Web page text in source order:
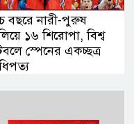
বছরে নারী-পুরুষ
১৬ শিরোপা, বিশ্ব
স্পেনের একচ্ছত্র